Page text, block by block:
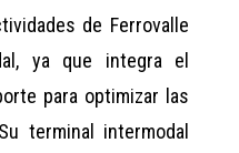
de Ferrovalle
ya que integra el
para optimizar las
terminal intermodal